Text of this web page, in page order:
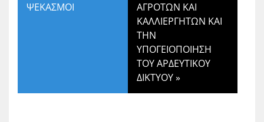
ΨΕΚΑΣΜΟΙ
ΑΓΡΟΤΩΝ ΚΑΙ
ΚΑΛΛΙΕΡΓΗΤΩΝ ΚΑΙ
ΤΗΝ
ΥΠΟΓΕΙΟΠΟΙΗΣΗ
ΤΟΥ ΑΡΔΕΥΤΙΚΟΥ
ΔΙΚΤΥΟΥ»